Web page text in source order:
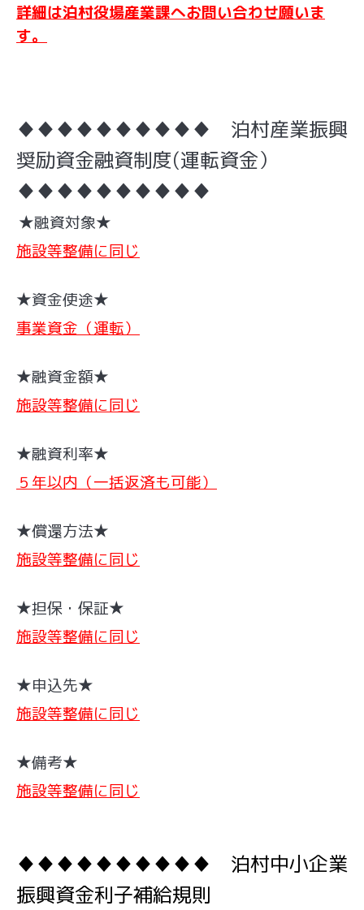
詳細は泊村役場産業課へお問い合わせ願いま
す。
♦♦♦♦♦♦♦♦♦♦ 泊村産業振興
奨励資金融資制度(運転資金）
♦♦♦♦♦♦♦♦♦♦
★融資対象★
施設等整備に同じ
★資金使途★
事業資金（運転）
★融資金額★
施設等整備に同じ
★融資利率★
５年以内（一括返済も可能）
★償還方法★
施設等整備に同じ
★担保・保証★
施設等整備に同じ
★申込先★
施設等整備に同じ
★備考★
施設等整備に同じ
♦♦♦♦♦♦♦♦♦♦ 泊村中小企業
振興資金利子補給規則